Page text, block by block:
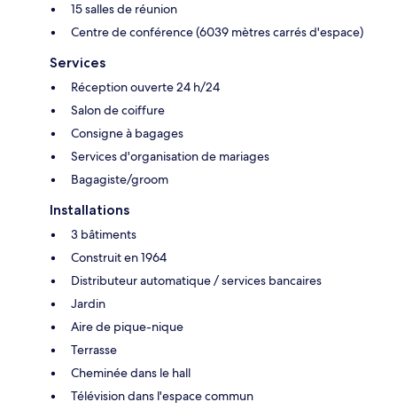
15 salles de réunion
Centre de conférence (6039 mètres carrés d'espace)
Services
Réception ouverte 24 h/24
Salon de coiffure
Consigne à bagages
Services d'organisation de mariages
Bagagiste/groom
Installations
3 bâtiments
Construit en 1964
Distributeur automatique / services bancaires
Jardin
Aire de pique-nique
Terrasse
Cheminée dans le hall
Télévision dans l'espace commun